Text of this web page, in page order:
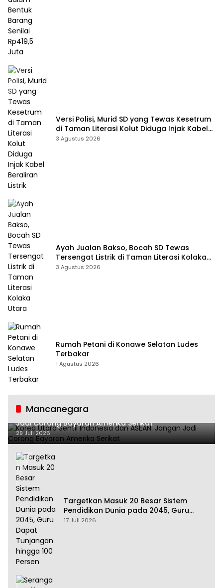
Versi Polisi, Murid SD yang Tewas Kesetrum
di Taman Literasi Kolut Diduga Injak Kabel
Beraliran Listrik
3 Agustus 2026
Ayah Jualan Bakso, Bocah SD Tewas
Tersengat Listrik di Taman Literasi Kolaka
Utara
3 Agustus 2026
Rumah Petani di Konawe Selatan Ludes
Terbakar
1 Agustus 2026
Mancanegara
Korea Utara Sentil Indonesia dan ASEAN: Jangan
Jadi Corong Bayaran Amerika Serikat
29 Juli 2026
Targetkan Masuk 20 Besar Sistem
Pendidikan Dunia pada 2045, Guru
Dapat Tunjangan hingga 100 Persen
17 Juli 2026